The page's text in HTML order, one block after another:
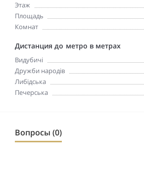
Этаж
Площадь
Комнат
Дистанция до метро в метрах
Видубичі
Дружби народів
Либідська
Печерська
Вопросы (0)